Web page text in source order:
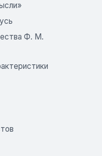
Ф. М.